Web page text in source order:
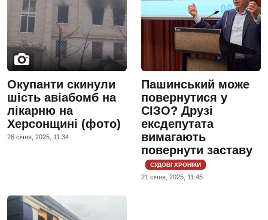
Окупанти скинули
шість авіабомб на
лікарню на
Херсонщині (фото)
26 сiчня, 2025, 11:34
Пашинський може
повернутися у
СІЗО? Друзі
ексдепутата
вимагають
повернути заставу
СУДОВІ ХРОНІКИ
21 сiчня, 2025, 11:45